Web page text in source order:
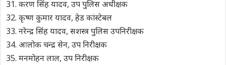
करण सिंह यादव, उप पुलिस अधीक्षक
कृष्ण कुमार यादव, हेड कांस्टेबल
नरेन्द्र सिंह यादव, सशस्त्र पुलिस उपनिरीक्षक
आलोक चन्द्र सेन, उप निरीक्षक
मनमोहन लाल, उप निरीक्षक